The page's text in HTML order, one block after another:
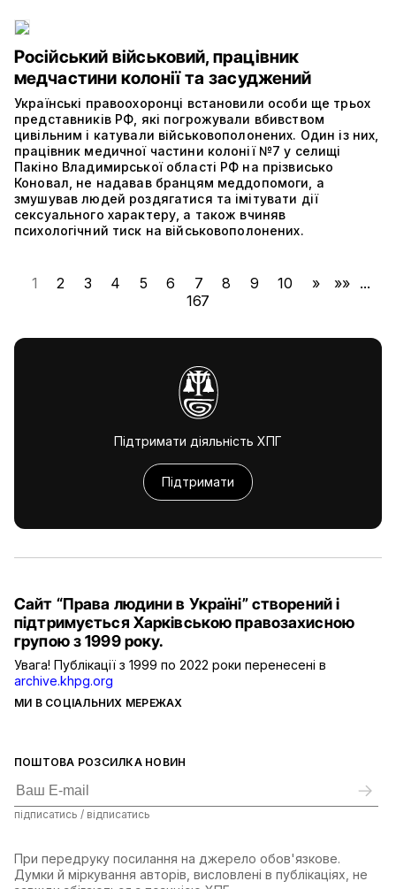
Російський військовий, працівник
медчастини колонії та засуджений
Українські правоохоронці встановили особи ще трьох
представників РФ, які погрожували вбивством
цивільним і катували військовополонених. Один із них,
працівник медичної частини колонії №7 у селищі
Пакіно Владимирської області РФ на прізвисько
Коновал, не надавав бранцям меддопомоги, а
змушував людей роздягатися та імітувати дії
сексуального характеру, а також вчиняв
психологічний тиск на військовополонених.
1 2 3 4 5 6 7 8 9 10 » »» ...
167
Підтримати діяльність ХПГ
Підтримати
ПОШТОВА РОЗСИЛКА НОВИН
підписатись / відписатись
МИ В СОЦІАЛЬНИХ МЕРЕЖАХ
Сайт “Права людини в Україні” створений і
підтримується Харківською правозахисною
групою з 1999 року.
Увага! Публікації з 1999 по 2022 роки перенесені в
archive.khpg.org
При передруку посилання на джерело обов'язкове.
Думки й міркування авторів, висловлені в публікаціях, не